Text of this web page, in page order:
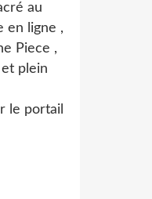
au
en ligne ,
Piece ,
plein
le portail